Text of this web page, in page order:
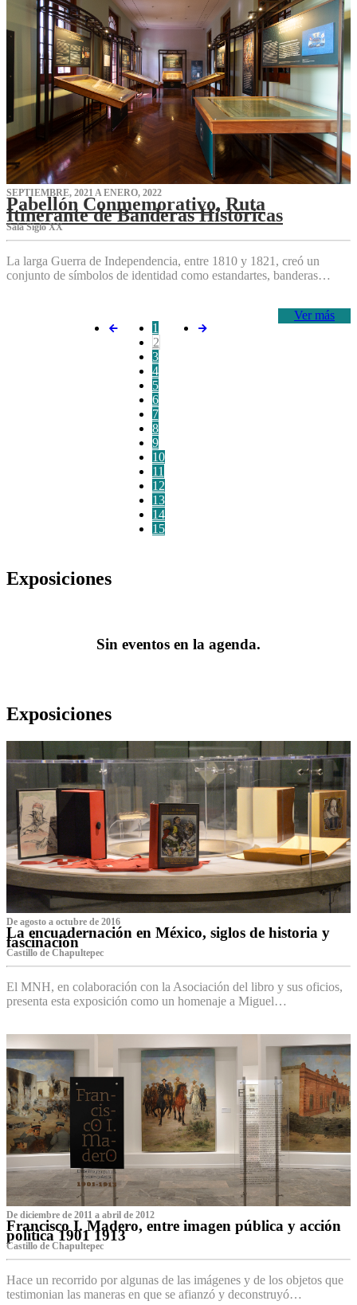
SEPTIEMBRE, 2021 A ENERO, 2022
Pabellón Conmemorativo, Ruta
Itinerante de Banderas Históricas
Sala Siglo XX
La larga Guerra de Independencia, entre 1810 y 1821, creó un
conjunto de símbolos de identidad como estandartes, banderas…
Ver más
1
2
3
4
5
6
7
8
9
10
11
12
13
14
15
Exposiciones
Sin eventos en la agenda.
Exposiciones
De agosto a octubre de 2016
La encuadernación en México, siglos de historia y
fascinación
Castillo de Chapultepec
El MNH, en colaboración con la Asociación del libro y sus oficios,
presenta esta exposición como un homenaje a Miguel…
De diciembre de 2011 a abril de 2012
Francisco I. Madero, entre imagen pública y acción
política 1901 1913
Castillo de Chapultepec
Hace un recorrido por algunas de las imágenes y de los objetos que
testimonian las maneras en que se afianzó y deconstruyó…